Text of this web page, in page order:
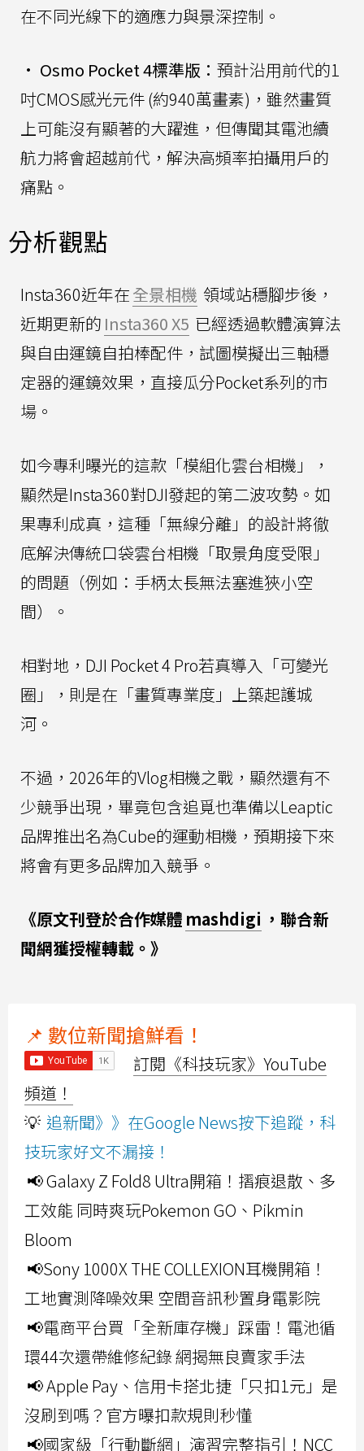
在不同光線下的適應力與景深控制。
• Osmo Pocket 4標準版： 預計沿用前代的1
吋CMOS感光元件 (約940萬畫素)，雖然畫質
上可能沒有顯著的大躍進，但傳聞其電池續
航力將會超越前代，解決高頻率拍攝用戶的
痛點。
分析觀點
Insta360近年在全景相機 領域站穩腳步後，
近期更新的 Insta360 X5 已經透過軟體演算法
與自由運鏡自拍棒配件，試圖模擬出三軸穩
定器的運鏡效果，直接瓜分Pocket系列的市
場。
如今專利曝光的這款「模組化雲台相機」，
顯然是Insta360對DJI發起的第二波攻勢。如
果專利成真，這種「無線分離」的設計將徹
底解決傳統口袋雲台相機「取景角度受限」
的問題（例如：手柄太長無法塞進狹小空
間）。
相對地，DJI Pocket 4 Pro若真導入「可變光
圈」，則是在「畫質專業度」上築起護城
河。
不過，2026年的Vlog相機之戰，顯然還有不
少競爭出現，畢竟包含追覓也準備以Leaptic
品牌推出名為Cube的運動相機，預期接下來
將會有更多品牌加入競爭。
《原文刊登於合作媒體 mashdigi ，聯合新
聞網獲授權轉載。》
📌 數位新聞搶鮮看！
訂閱《科技玩家》YouTube
頻道！
💡 追新聞》》在Google News按下追蹤，科
技玩家好文不漏接！
📢 Galaxy Z Fold8 Ultra開箱！摺痕退散、多
工效能 同時爽玩Pokemon GO、Pikmin
Bloom
📢Sony 1000X THE COLLEXION耳機開箱！
工地實測降噪效果 空間音訊秒置身電影院
📢電商平台買「全新庫存機」踩雷！電池循
環44次還帶維修紀錄 網揭無良賣家手法
📢 Apple Pay、信用卡搭北捷「只扣1元」是
沒刷到嗎？官方曝扣款規則秒懂
📢國家級「行動斷網」演習完整指引！NCC